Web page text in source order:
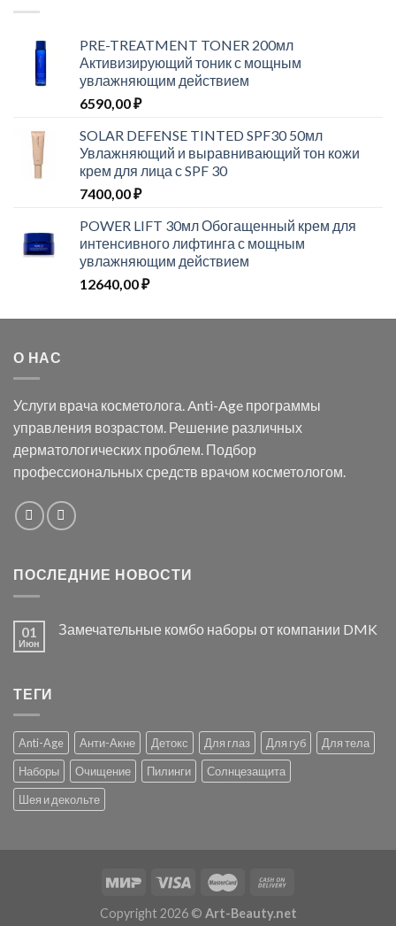
PRE-TREATMENT TONER 200мл
Активизирующий тоник с мощным
увлажняющим действием
6590,00₽
SOLAR DEFENSE TINTED SPF30 50мл
Увлажняющий и выравнивающий тон кожи
крем для лица с SPF 30
7400,00₽
POWER LIFT 30мл Обогащенный крем для
интенсивного лифтинга с мощным
увлажняющим действием
12640,00₽
О НАС
Услуги врача косметолога. Anti-Age программы
управления возрастом. Решение различных
дерматологических проблем. Подбор
профессиональных средств врачом косметологом.
ПОСЛЕДНИЕ НОВОСТИ
01
Июн
Замечательные комбо наборы от компании DMK
ТЕГИ
Anti-Age Анти-Акне Детокс Для глаз Для губ
Для тела
Наборы
Очищение Пилинги
Солнцезащита
Шея и декольте
Copyright 2026 © Art-Beauty.net